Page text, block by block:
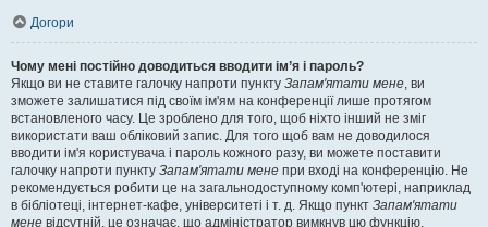
Догори
Чому мені постійно доводиться вводити ім’я і пароль?
Якщо ви не ставите галочку напроти пункту Запам'ятати мене, ви
зможете залишатися під своїм ім'ям на конференції лише протягом
встановленого часу. Це зроблено для того, щоб ніхто інший не зміг
використати ваш обліковий запис. Для того щоб вам не доводилося
вводити ім'я користувача і пароль кожного разу, ви можете поставити
галочку напроти пункту Запам'ятати мене при вході на конференцію. Не
рекомендується робити це на загальнодоступному комп'ютері, наприклад
в бібліотеці, інтернет-кафе, університеті і т. д. Якщо пункт Запам'ятати
мене відсутній, це означає, що адміністратор вимкнув цю функцію.